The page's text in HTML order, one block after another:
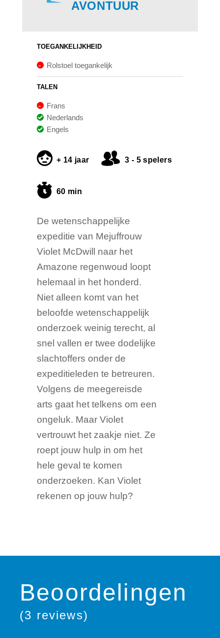
AVONTUUR
TOEGANKELIJKHEID
Rolstoel toegankelijk
TALEN
Frans
Nederlands
Engels
+ 14 jaar 3 - 5 spelers
60 min
De wetenschappelijke
expeditie van Mejuffrouw
Violet McDwill naar het
Amazone regenwoud loopt
helemaal in het honderd.
Niet alleen komt van het
beloofde wetenschappelijk
onderzoek weinig terecht, al
snel vallen er twee dodelijke
slachtoffers onder de
expeditieleden te betreuren.
Volgens de meegereisde
arts gaat het telkens om een
ongeluk. Maar Violet
vertrouwt het zaakje niet. Ze
roept jouw hulp in om het
hele geval te komen
onderzoeken. Kan Violet
rekenen op jouw hulp?
Beoordelingen
(3 reviews)